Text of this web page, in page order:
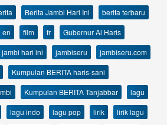
Berita Jambi Hari Ini
berita terbaru
en film fr
Gubernur Al Haris
jambi hari ini jambiseru
jambiseru.com
Kumpulan BERITA haris-sani
Kumpulan BERITA Tanjabbar
lagu
lagu indo lagu pop lirik
lirik lagu